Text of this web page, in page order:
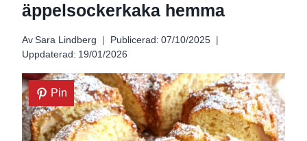
äppelsockerkaka hemma
Av Sara Lindberg Publicerad: 07/10/2025
Uppdaterad: 19/01/2026
Pin